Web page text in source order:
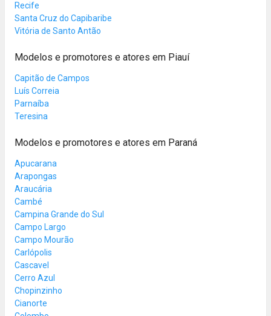
Recife
Santa Cruz do Capibaribe
Vitória de Santo Antão
Modelos e promotores e atores em Piauí
Capitão de Campos
Luís Correia
Parnaíba
Teresina
Modelos e promotores e atores em Paraná
Apucarana
Arapongas
Araucária
Cambé
Campina Grande do Sul
Campo Largo
Campo Mourão
Carlópolis
Cascavel
Cerro Azul
Chopinzinho
Cianorte